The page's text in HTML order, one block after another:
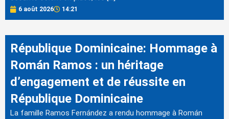
6 août 2026 14:21
République Dominicaine: Hommage à
Román Ramos : un héritage
d’engagement et de réussite en
République Dominicaine
La famille Ramos Fernández a rendu hommage à Román